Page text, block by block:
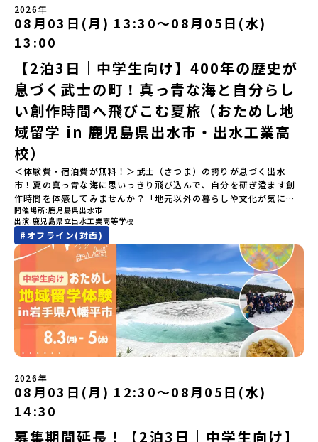
ら抽選の上、締め切り日から1週間を目途に、お申し込み時に記入い
ただいたメールアドレス宛に「当選／落選メール」をお送りいたし
ます。当選者は、メールに記載された「当選確認フォーム」に３日
以内に回答いただき、確認フォームの提出をもって参加確定とさせ
ていただきます。当選確認フォームの期日までにご回答いただけな
い場合は、当選を取り消しとさせていただきます。当選取り消しが
あった場合は、繰り上げ当選者へご連絡させていただきます。登録
メールアドレスの変更をご希望の場合は下記の地域みらい留学公式
LINEよりご連絡をお願いします。※受信制限設定をしていると、通
知メールをお受け取りいただけません。その場合は、
「@miratabi.jp」からのメールを受信できるよう設定をお願いいた
します。※結果に関する個別のお問合せにはお答えしておりません
ので、ご了承ください。・お申し込みについてお申込はお一人様1回
限りです。PC・スマートフォンからお申込ください。申込後の内容
変更はできません。お申込時は、メールアドレスの入力間違いにご
注意ください。・宿泊について１室に複数(同性2～4名程度)で宿泊
いただく予定です。・食事アレルギー対応について個別の詳細なア
レルギー対応希望にはお応えしかねる場合がございます。対応が必
要な場合は必ず事前にご相談ください。・参加取消や急遽参加でき
なくなった場合について参加決定後の参加お取り消しはご遠慮下さ
い。やむを得ないお取り消しの場合はお早めに事務局までご連絡く
ださい。・キャンセルポリシーやむを得ない参加お取り消しの場
合、以下のルールに沿って対応させていただきます。ご了承くださ
い。プログラム開催日の前日＜7月3日＞から、【キャンセルのご連
絡日：お支払いいただく旅行代金】・21日目にあたる日以前：無
料・20日目-8日目：20％・7日目-2日目：30％・プログラム開始日
加またはプログラム開始後の解除：100％・催行中止について天候な
どの状況等によって開催を見合わせる可能性があります。その場合
は原則、開催日1週間前までにご連絡いたします。又、最少催行人数
に達しなかった場合は、開催日3週間前までに催行中止の旨をメール
にてご連絡いたします。・よくあるご質問その他、よくあるご質問
「みんなでBBQディナー」 -さらに仲間や地元の高校生、町の大人
たちと交流＜3日目＞（AM）「アイヌが愛した森を散策するフィー
ルドワーク」「3日間の振り返りワーク」 -みんなで振り返り対話
「ランチ/お土産タイム」（PM） 13：30頃プログラム終了-新千歳
空港には15：00頃に到着予定です。※天候の状況や参加人数によっ
てプログラムを変更する場合がございます。参加概要【開催場所】
北海道平取町（びらとりちょう）【実施日程】7月18日(土)～7月20
日(月祝)※参加が確定した方には6月3日(水) 18：30～20：00に
「参加者向け事前オンライン研修」をご案内する予定です。必ず参
加をお願いします。【集合場所・時間】7月18日(土) 12：00 新千歳
空港※12：00までに新千歳空港に到着する便で手配ください。【解
散場所・時間】7月20日(祝月) 15：00頃 新千歳空港※16：00以降
に新千歳空港を出発する便で手配ください。【対象】中学2年生、中
学3年生【宿泊先】ゲストハウス ヤント※ドミトリータイプの2段ベ
ッド（1室2～4名）で宿泊いただく予定です。【旅行代金】無料※旅
行代金に含まれる費用のうち、以下の内容が無料となります・宿泊
費（2泊分）・プログラム内のアクティビティ・体験費用・一部の食
事代※以下の費用は参加者のご負担となります・集合場所までの往
復交通費・お土産代や自由時間の個人飲食費などの個人的費用【募
集人数】最大10名（お申し込み多数の場合は抽選の上決定）【参加
者決定】お申し込み多数の場合は、締め切り後1週間を目途に当落結
果をご連絡いたします。【申し込み受付締切】4月30日(木)12：00
から 5月14日(木) 12：00まで疑問も不安もワクワクに変える！「お
ためし地域留学」ステップアップ説明会プログラムの内容を詳しく
知りたい方や、お申し込みを迷われている方向けにZoomでのオン
ライン配信を行います。知りたい情報のレベルに合わせて、以下の2
つのステップをご活用ください。【STEP 1】全体オンライン説明会
（アーカイブ動画を公開中！）〜まずは「おためし地域留学」を知
りたい方へ〜日本全国20以上の地域から選んで参加できる「おため
し地域留学」の魅力を凝縮したアーカイブ動画をご覧いただけま
す。初めての一人旅への不安や、事務局のサポート体制、安全面に
る]YouTube：https://youtu.be/Yt8nd04aNgA?
です。どんな困難な状況にも真っ向から立ち向かい、未知の領域へ
夢を追って挑戦し続ける姿勢や、手つかずの大自然の中で一攫千金
の夢を抱いて熱中した「砂金掘り」、自らの手で広大な大地を切り
拓いてきた農業や漁業の歴史など、夢を追う人々が集まる他の町に
はない風土が存在します。大樹町では、このフロンティアスピリッ
ツが現在、「北海道の小さな町から宇宙を目指す」という新たな夢
へと繋がっています。 「宇宙版シリコンバレー」の実現を目指し、
国内外の宇宙関連企業が集まる宇宙港「北海道スペースポート」の
整備が進められています。 この未来への挑戦の精神は、民間企業に
よる日本初のロケット打ち上げ成功という形で実を結び、世界有数
のロケット発射場の適地として全国・アジア各国からも大きな注目
を集めています 今回は、そんな大樹町の過去から未来へ繋がるフロ
ンティアスピリッツに触れるアクティビティへ出発！農業からロケ
ットまで本物の現場を体感し、他では味わえない体験を五感をフル
につかって楽しむことができます🎵大樹高校は、農業から宇宙まで
「町のぜんぶが教科書」！大樹高校の学びは、ただ教室の机に座っ
ているだけではありません！農業や漁業から、最先端の宇宙科学ま
で「町のぜんぶが教科書」 です。先輩たちは「地域探究」の授業
や、放課後の「地域探究サークル」を通して、学校の外へどんどん
飛び出し町の人たちと一緒にリアルな課題解決にチャレンジしてい
ます。そんな先輩たちとの交流がきっと「未来の自分」のヒントが
見つかるはず！ あたたかい町の人たちや先輩たちとの出会いが待っ
ている北海道大樹町へ、あなたの世界をグッと広げる特別な旅に出
発しませんか？ 体験のおすすめポイント体験プログラム内容（予
定）＜１日目＞（PM）「オリエンテーション・自己紹介ワーク」
「大樹町の自然を満喫」 -先人の知恵と夢を体験「砂金堀」 -川
樹高校見学・寮見学」 -大樹高校の特徴を知る学校体験 -高校生
との対話「大樹町の魅力を体験①」 -大樹町ならではのランチ＆ス
イーツ（PM）「大樹町の魅力を体験②」 -大樹町宇宙交流センタ
ーSORA見学 -モデルロケットを飛ばしてみよう！「みんなで
BBQ」 -さらに仲間や地元の高校生、町の大人たちと交流＜3日目
2026年
08月03日(月) 13:30〜08月05日(水)
13:00
【2泊3日｜中学生向け】400年の歴史が
息づく武士の町！真っ青な海と自分らし
い創作時間へ飛びこむ夏旅（おためし地
域留学 in 鹿児島県出水市・出水工業高
校）
＜体験費・宿泊費が無料！＞武士（さつま）の誇りが息づく出水
市！夏の真っ青な海に思いっきり飛び込んで、自分を研ぎ澄ます創
作時間を体感してみませんか？「地元以外の暮らしや文化が気にな
る。いつか留学してみたい！」「自分の進学や将来の可能性をもっ
とひらきたい！」「ものづくりや工業高校に興味がある！」そんな
中学生のみなさんにおすすめ！「おためし地域留学」は、日本全国
約200の高校と連携し、地域の枠を超えて学校生活を送る「地域みら
い留学」をプチ体験できるプログラムです。はじめてのひとり旅で
も安心！現地でもスタッフがしっかりとサポートいたします。今回
のフィールドは「鹿児島県 出水市（いずみし）出水工業高校」出水
市（いずみし）は、鹿児島県の玄関口にあるまち。ここでしか見ら
れない景色と、地元の人たちがずっと大切にしてきたものがありま
す。400年前から続く「武士の道」を歩く昔、武士たちがまちを守る
ために築いた「出水麓（いずみふもと）武家屋敷群」。今も残る約
150軒のお屋敷のほとんどに、今も人が住んでいます。400年前の武
士が歩いた道を、自分の足で歩く。まるで、まち全体がタイムカプ
セル。真っ青な海へダイブ！目の前に広がる八代海（やつしろか
い）は穏やかなリアス式海岸。海に沈む夕日は一生に一度は見てお
きたい景色です。出水工業高校は、「建築科」と「機械電気科」の2
つの学科。金属加工、電気工作、建物のデザインにチャレンジでき
開催場所 鹿児島県出水市
出演 鹿児島県立出水工業高等学校
#オフライン(対面)
2026年
08月03日(月) 12:30〜08月05日(水)
14:30
募集期間延長！【2泊3日｜中学生向け】